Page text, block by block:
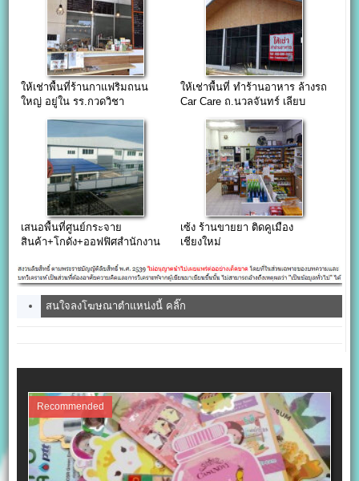
ให้เช่าพื้นที่ร้านกาแฟริมถนน
ใหญ่ อยู่ใน รร.กวดวิชา
ให้เช่าพื้นที่ ทำร้านอาหาร ล้างรถ
Car Care ถ.นวลจันทร์ เลียบ
เสนอพื้นที่ศูนย์กระจาย
สินค้า+โกดัง+ออฟฟิศสำนักงาน
เซ้ง ร้านขายยา ติดคูเมือง
เชียงใหม่
สนใจลงโฆษณาตำแหน่งนี้ คลิ๊ก
Recommended